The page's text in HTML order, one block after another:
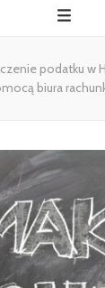
podatku w
biura